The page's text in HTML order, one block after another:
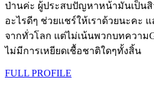
ป่านค่ะ ผู้ประสบปัญหาหน้ามันเป็น
อะไรดีๆ ช่วยแชร์ให้เราด้วยนะคะ
จากทั่วโลก แต่ไม่เน้นพวกบทความ
ไม่มีการเหยียดเชื้อชาติใดๆทั้งสิ้น
FULL PROFILE